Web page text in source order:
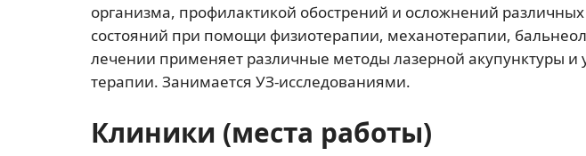
организма, профилактикой обострений и осложнений различных
состояний при помощи физиотерапии, механотерапии,
лечении применяет различные методы лазерной акупунктуры и
терапии. Занимается УЗ-исследованиями.
Клиники (места работы)